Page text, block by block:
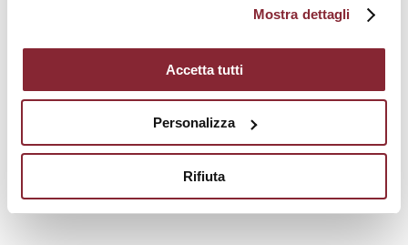
Mostra dettagli
Accetta tutti
Personalizza
Rifiuta